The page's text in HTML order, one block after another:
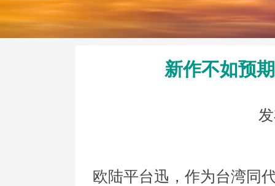
新作不如预
欧陆平台迅，作为台湾同